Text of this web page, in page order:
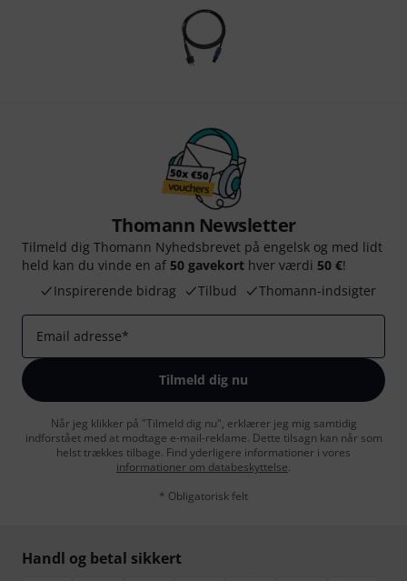
Thomann Newsletter
Tilmeld dig Thomann Nyhedsbrevet på engelsk og med lidt
held kan du vinde en af 50 gavekort hver værdi 50 €!
Inspirerende bidrag
Tilbud Thomann-indsigter
Email adresse*
Tilmeld dig nu
Når jeg klikker på "Tilmeld dig nu", erklærer jeg mig samtidig
indforstået med at modtage e-mail-reklame. Dette tilsagn kan når som
helst trækkes tilbage. Find yderligere informationer i vores
informationer om databeskyttelse.
* Obligatorisk felt
Handl og betal sikkert